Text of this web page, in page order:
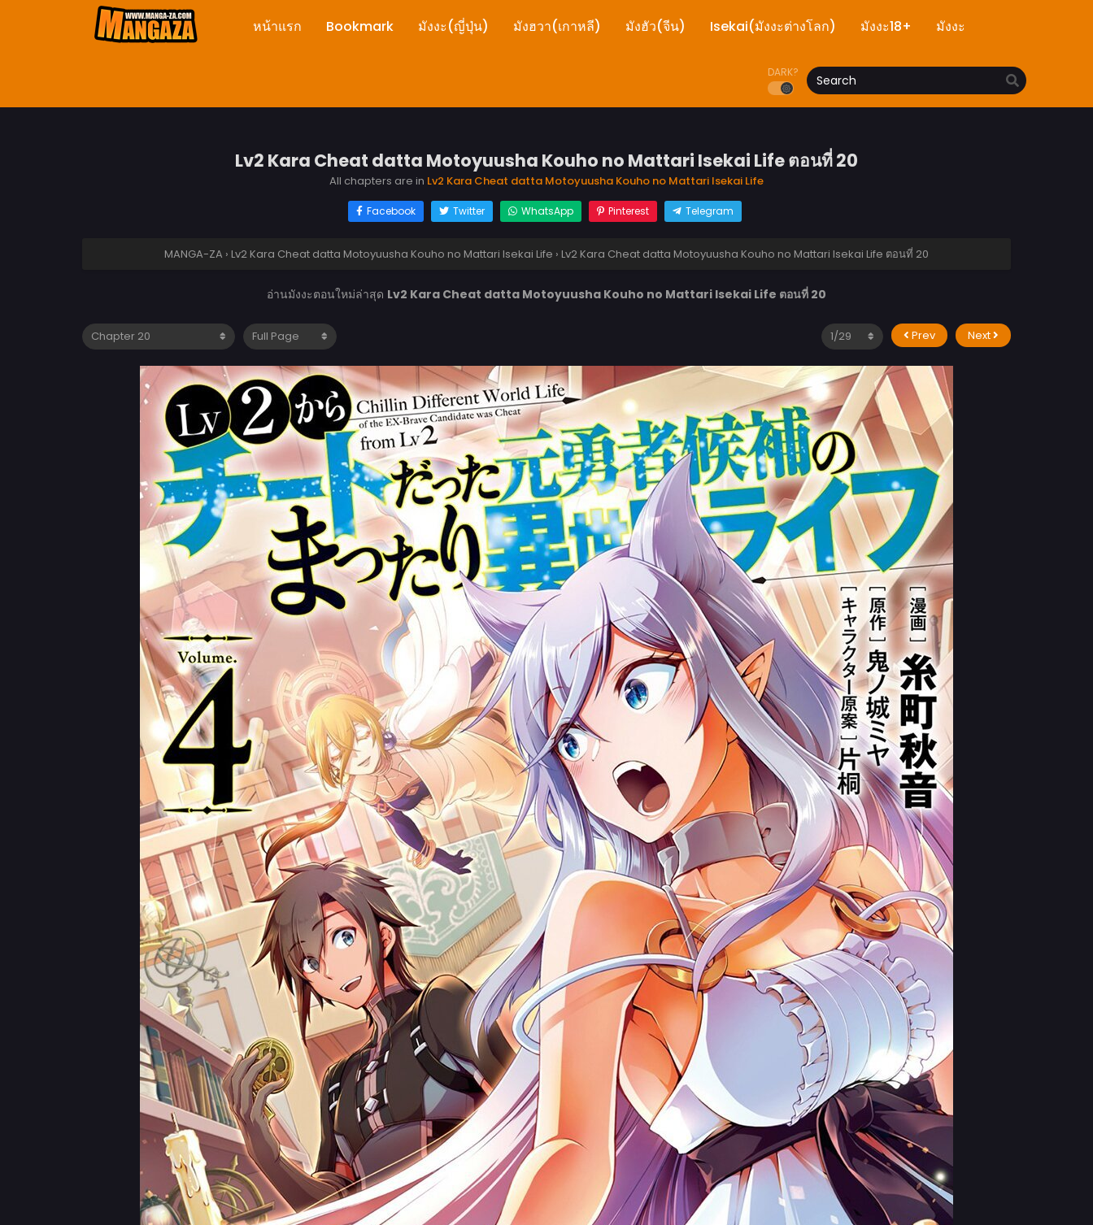
หน้าแรก Bookmark มังงะ(ญี่ปุ่น) มังฮวา(เกาหลี) มังฮัว(จีน) Isekai(มังงะต่างโลก) มังงะ18+ มังงะ
DARK?
Lv2 Kara Cheat datta Motoyuusha Kouho no Mattari Isekai Life ตอนที่ 20
All chapters are in Lv2 Kara Cheat datta Motoyuusha Kouho no Mattari Isekai Life
Facebook Twitter WhatsApp Pinterest Telegram
MANGA-ZA › Lv2 Kara Cheat datta Motoyuusha Kouho no Mattari Isekai Life › Lv2 Kara Cheat datta Motoyuusha Kouho no Mattari Isekai Life ตอนที่ 20
อ่านมังงะตอนใหม่ล่าสุด Lv2 Kara Cheat datta Motoyuusha Kouho no Mattari Isekai Life ตอนที่ 20
Prev Next